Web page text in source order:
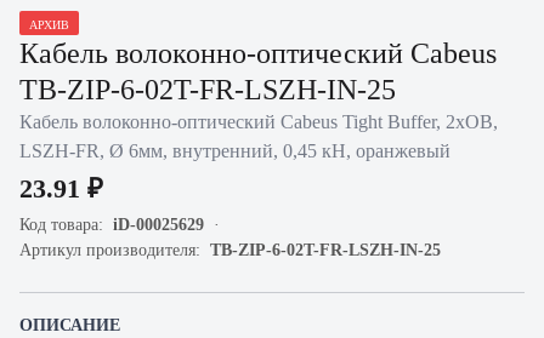
АРХИВ
Кабель волоконно-оптический Cabeus
TB-ZIP-6-02T-FR-LSZH-IN-25
Кабель волоконно-оптический Cabeus Tight Buffer, 2хОВ,
LSZH-FR, Ø 6мм, внутренний, 0,45 кН, оранжевый
23.91 ₽
Код товара: iD-00025629
Артикул производителя: TB-ZIP-6-02T-FR-LSZH-IN-25
ОПИСАНИЕ